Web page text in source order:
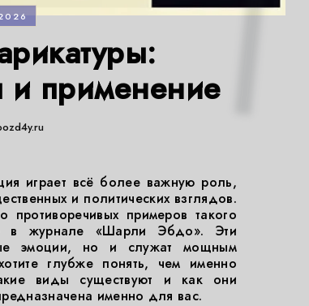
и применение
играет всё более важную роль,
и политических взглядов.
примеров такого
в журнале «Шарли Эбдо». Эти
эмоции, но и служат мощным
глубже понять, чем именно
виды существуют и как они
именно для вас.